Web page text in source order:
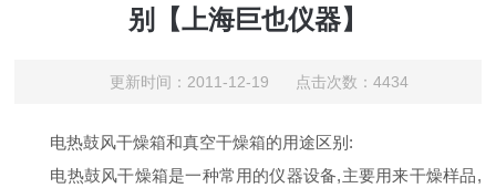
别【上海巨也仪器】
更新时间：2011-12-19 点击次数：4434
电热鼓风干燥箱和真空干燥箱的用途区别 :
电热鼓风干燥箱是一种常用的仪器设备,主要用来干燥样品,